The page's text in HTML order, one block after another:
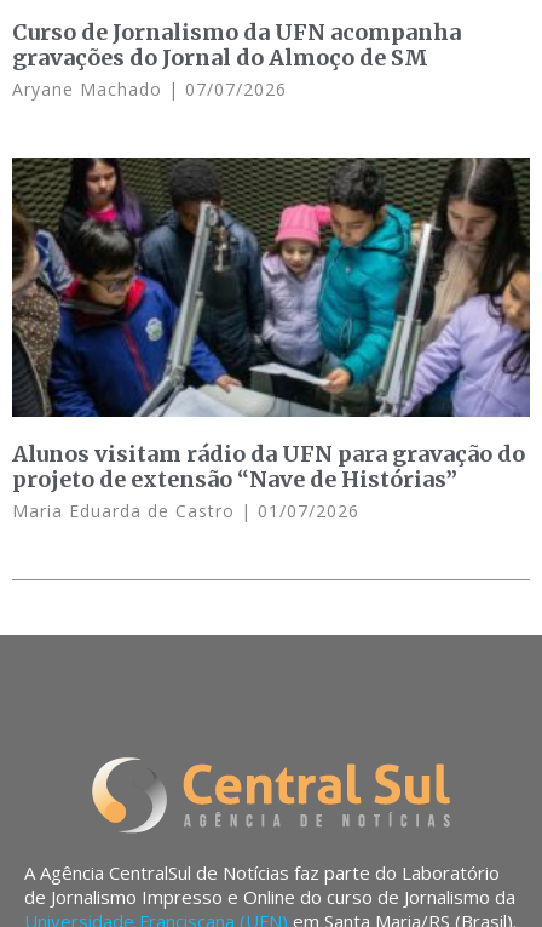
Curso de Jornalismo da UFN acompanha
gravações do Jornal do Almoço de SM
Aryane Machado 07/07/2026
Alunos visitam rádio da UFN para gravação do
projeto de extensão “Nave de Histórias”
Maria Eduarda de Castro 01/07/2026
A Agência CentralSul de Notícias faz parte do Laboratório
de Jornalismo Impresso e Online do curso de Jornalismo da
Universidade Franciscana (UFN) em Santa Maria/RS (Brasil).